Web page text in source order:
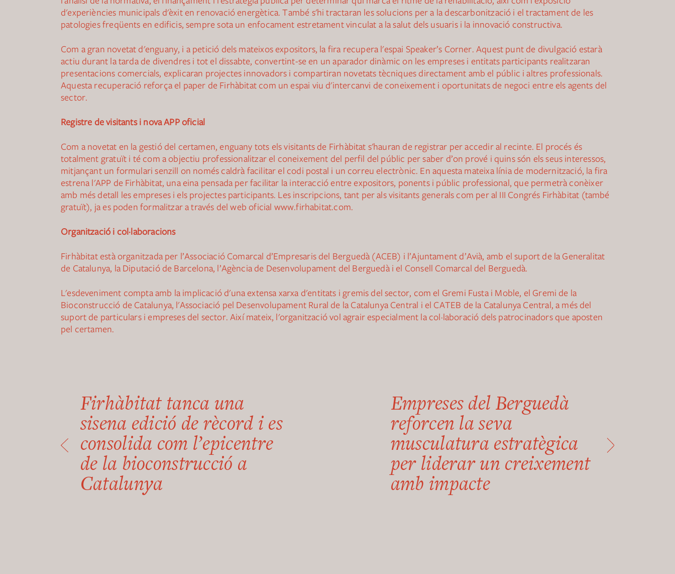
d'experiències municipals d'èxit en renovació energètica. També s'hi tractaran les solucions per a la descarbonització i el tractament de les
patologies freqüents en edificis, sempre sota un enfocament estretament vinculat a la salut dels usuaris i la innovació constructiva.
Com a gran novetat d'enguany, i a petició dels mateixos expositors, la fira recupera l'espai Speaker’s Corner. Aquest punt de divulgació estarà
actiu durant la tarda de divendres i tot el dissabte, convertint-se en un aparador dinàmic on les empreses i entitats participants realitzaran
presentacions comercials, explicaran projectes innovadors i compartiran novetats tècniques directament amb el públic i altres professionals.
Aquesta recuperació reforça el paper de Firhàbitat com un espai viu d'intercanvi de coneixement i oportunitats de negoci entre els agents del
sector.
Registre de visitants i nova APP oficial
Com a novetat en la gestió del certamen, enguany tots els visitants de Firhàbitat s'hauran de registrar per accedir al recinte. El procés és
totalment gratuït i té com a objectiu professionalitzar el coneixement del perfil del públic per saber d’on prové i quins són els seus interessos,
mitjançant un formulari senzill on només caldrà facilitar el codi postal i un correu electrònic. En aquesta mateixa línia de modernització, la fira
estrena l'APP de Firhàbitat, una eina pensada per facilitar la interacció entre expositors, ponents i públic professional, que permetrà conèixer
amb més detall les empreses i els projectes participants. Les inscripcions, tant per als visitants generals com per al III Congrés Firhàbitat (també
gratuït), ja es poden formalitzar a través del web oficial www.firhabitat.com.
Organització i col·laboracions
Firhàbitat està organitzada per l’Associació Comarcal d’Empresaris del Berguedà (ACEB) i l’Ajuntament d’Avià, amb el suport de la Generalitat
de Catalunya, la Diputació de Barcelona, l’Agència de Desenvolupament del Berguedà i el Consell Comarcal del Berguedà.
L'esdeveniment compta amb la implicació d'una extensa xarxa d'entitats i gremis del sector, com el Gremi Fusta i Moble, el Gremi de la
Bioconstrucció de Catalunya, l'Associació pel Desenvolupament Rural de la Catalunya Central i el CATEB de la Catalunya Central, a més del
suport de particulars i empreses del sector. Així mateix, l'organització vol agrair especialment la col·laboració dels patrocinadors que aposten
pel certamen.
Firhàbitat tanca una
sisena edició de rècord i es
consolida com l’epicentre
de la bioconstrucció a
Catalunya
Empreses del Berguedà
reforcen la seva
musculatura estratègica
per liderar un creixement
amb impacte